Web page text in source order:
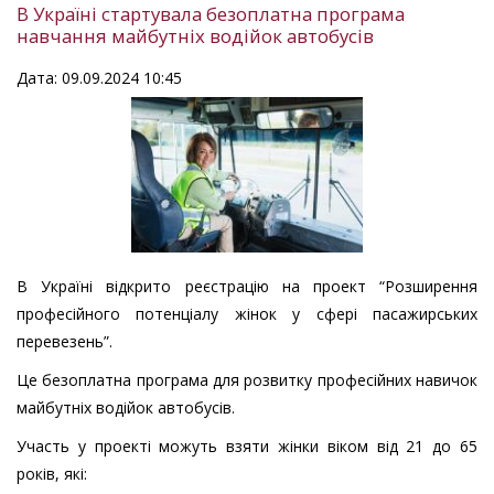
В Україні стартувала безоплатна програма
навчання майбутніх водійок автобусів
Дата: 09.09.2024 10:45
В Україні відкрито реєстрацію на проект “Розширення
професійного потенціалу жінок у сфері пасажирських
перевезень”.
Це безоплатна програма для розвитку професійних навичок
майбутніх водійок автобусів.
Участь у проекті можуть взяти жінки віком від 21 до 65
років, які: